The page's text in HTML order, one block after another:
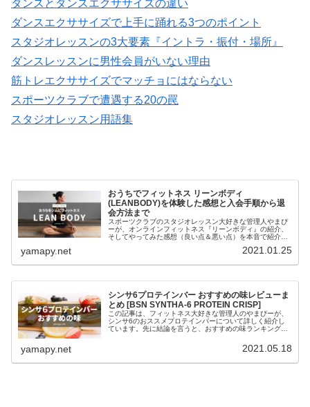
ダンスとダンスエクササイズの違い
ダンスエクササイズで上手に踊れる3つのポイント
スタジオレッスンの3大要素『イントラ・振付・場所』
ダンスレッスンに男性会員がいない理由
筋トレエクササイズでマッチョにはならない
スポーツクラブで遭遇する20の罠
スタジオレッスン用語集
おうちでフィットネス リーンボディ
(LEANBODY)を体験した感想と入会手順から退
会方法まで
スポーツクラブのスタジオレッスン大好きな管理人やまぴ
ーが、オンラインフィットネス『リーンボディ』の紹介、
そしてやってみた感想（良い点＆悪い点）を本音で紹介し
yamapy.net 2021.01.25
シンサ6プロテインバー おすすめの味レビューま
とめ [BSN SYNTHA-6 PROTEIN CRISP]
この記事は、フィットネス大好きな管理人のやまぴーが、
シンサ6のおススメプロテインバーについて詳しく紹介し
ています。先に結論を言うと、おすすめの味ランキングト
yamapy.net 2021.05.18